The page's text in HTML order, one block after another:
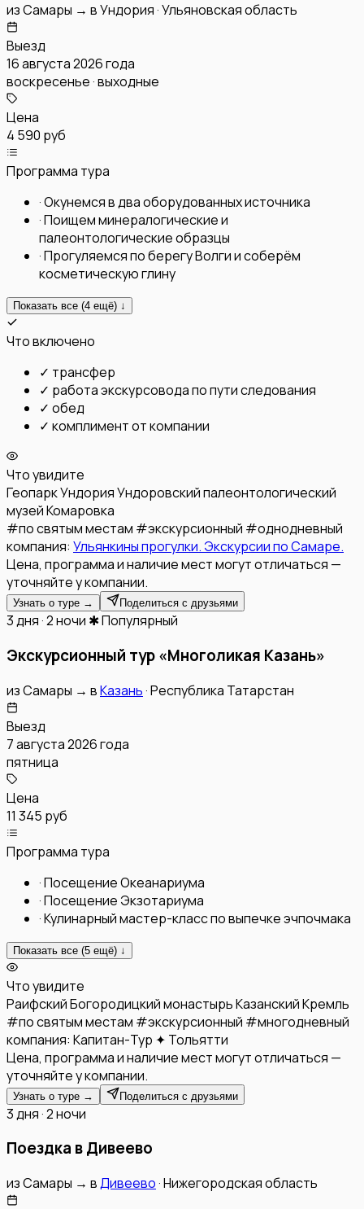
изСамары → вУндория·Ульяновская область
Выезд
16 августа 2026 года
воскресенье · выходные
Цена
4 590 руб
Программа тура
·Окунемся в два оборудованных источника
·Поищем минералогические и
палеонтологические образцы
·Прогуляемся по берегу Волги и соберём
косметическую глину
Показать все (4 ещё) ↓
Что включено
✓ трансфер
✓ работа экскурсовода по пути следования
✓ обед
✓ комплимент от компании
Что увидите
Геопарк УндорияУндоровский палеонтологический
музейКомаровка
#по святым местам #экскурсионный #однодневный
компания: Ульянкины прогулки. Экскурсии по Самаре.
Цена, программа и наличие мест могут отличаться —
уточняйте у компании.
Узнать о туре → Поделиться с друзьями
3 дня · 2 ночи ✱ Популярный
Экскурсионный тур «Многоликая Казань»
изСамары → вКазань·Республика Татарстан
Выезд
7 августа 2026 года
пятница
Цена
11 345 руб
Программа тура
·Посещение Океанариума
·Посещение Экзотариума
·Кулинарный мастер-класс по выпечке эчпочмака
Показать все (5 ещё) ↓
Что увидите
Раифский Богородицкий монастырьКазанский Кремль
#по святым местам #экскурсионный #многодневный
компания: Капитан-Тур ✦ Тольятти
Цена, программа и наличие мест могут отличаться —
уточняйте у компании.
Узнать о туре → Поделиться с друзьями
3 дня · 2 ночи
Поездка в Дивеево
изСамары → вДивеево·Нижегородская область